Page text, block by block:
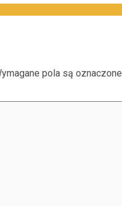
pola są oznaczone